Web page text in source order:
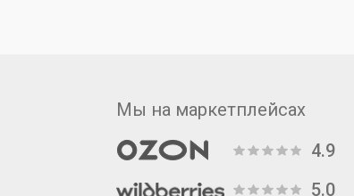
Мы на маркетплейсах
4.9
5.0